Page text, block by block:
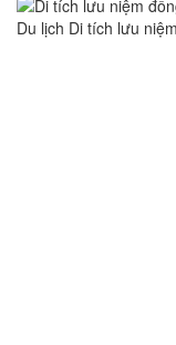
Du lịch Di tích lưu